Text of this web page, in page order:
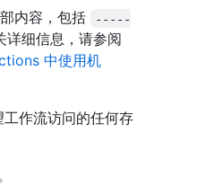
内容，包括
-----
详细信息，请参阅
中使用机
作流访问的任何存